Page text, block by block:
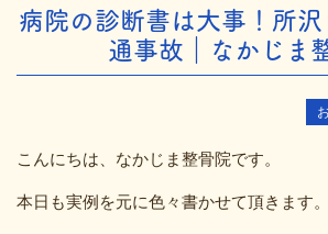
病院の診断書は大事！所
通事故｜なかじま
こんにちは、なかじま整骨院です。
本日も実例を元に色々書かせて頂きます。